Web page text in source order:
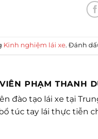
Kinh nghiệm lái xe. Đánh
PHẠM THANH
đào tạo lái xe tại
túc tay lái thực tiễn